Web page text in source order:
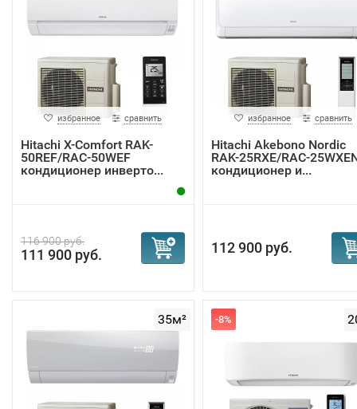
избранное сравнить
Hitachi Х-Сomfort RAK-
50REF/RAC-50WEF
кондиционер инверто...
116 900 руб.
111 900 руб.
избранное сравнить
Hitachi Akebono Nordic
RAK-25RXE/RAC-
кондиционер и...
112 900 руб.
35м² -8%